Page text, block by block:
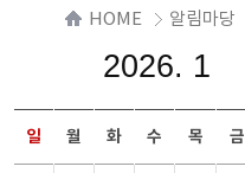
HOME 알림마당
2026. 1
일 월 화 수 목 금